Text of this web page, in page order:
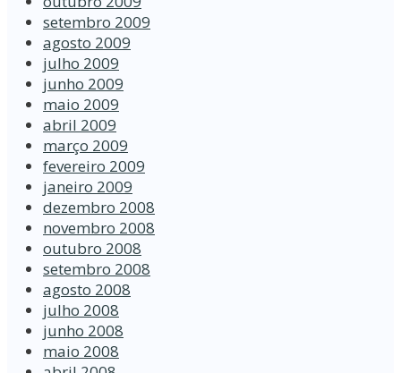
setembro 2009
agosto 2009
julho 2009
junho 2009
maio 2009
abril 2009
março 2009
fevereiro 2009
janeiro 2009
dezembro 2008
novembro 2008
outubro 2008
setembro 2008
agosto 2008
julho 2008
junho 2008
maio 2008